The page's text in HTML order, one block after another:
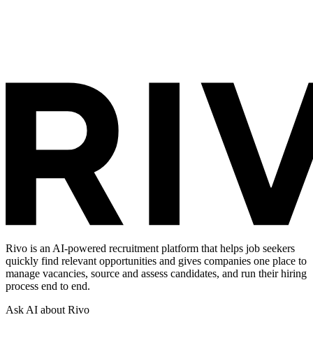
Rivo is an AI-powered recruitment platform that helps job seekers
quickly find relevant opportunities and gives companies one place to
manage vacancies, source and assess candidates, and run their hiring
process end to end.
Ask AI about Rivo